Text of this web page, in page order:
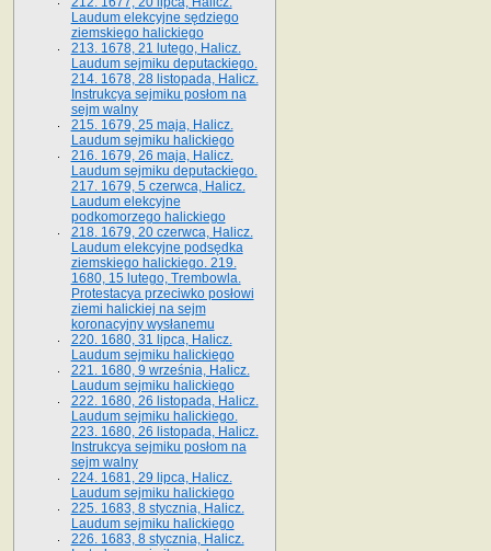
Laudum elekcyjne sędziego
ziemskiego halickiego
213. 1678, 21 lutego, Halicz.
Laudum sejmiku deputackiego.
214. 1678, 28 listopada, Halicz.
Instrukcya sejmiku posłom na
sejm walny
215. 1679, 25 maja, Halicz.
Laudum sejmiku halickiego
216. 1679, 26 maja, Halicz.
Laudum sejmiku deputackiego.
217. 1679, 5 czerwca, Halicz.
Laudum elekcyjne
podkomorzego halickiego
218. 1679, 20 czerwca, Halicz.
Laudum elekcyjne podsędka
ziemskiego halickiego. 219.
1680, 15 lutego, Trembowla.
Protestacya przeciwko posłowi
ziemi halickiej na sejm
koronacyjny wysłanemu
220. 1680, 31 lipca, Halicz.
Laudum sejmiku halickiego
221. 1680, 9 września, Halicz.
Laudum sejmiku halickiego
222. 1680, 26 listopada, Halicz.
Laudum sejmiku halickiego.
223. 1680, 26 listopada, Halicz.
Instrukcya sejmiku posłom na
sejm walny
224. 1681, 29 lipca, Halicz.
Laudum sejmiku halickiego
225. 1683, 8 stycznia, Halicz.
Laudum sejmiku halickiego
226. 1683, 8 stycznia, Halicz.